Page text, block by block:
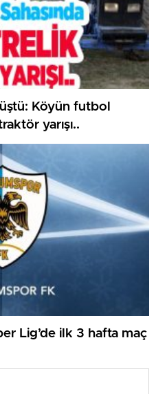
Köyün futbol
yarışı..
Lig’de ilk 3 hafta maç